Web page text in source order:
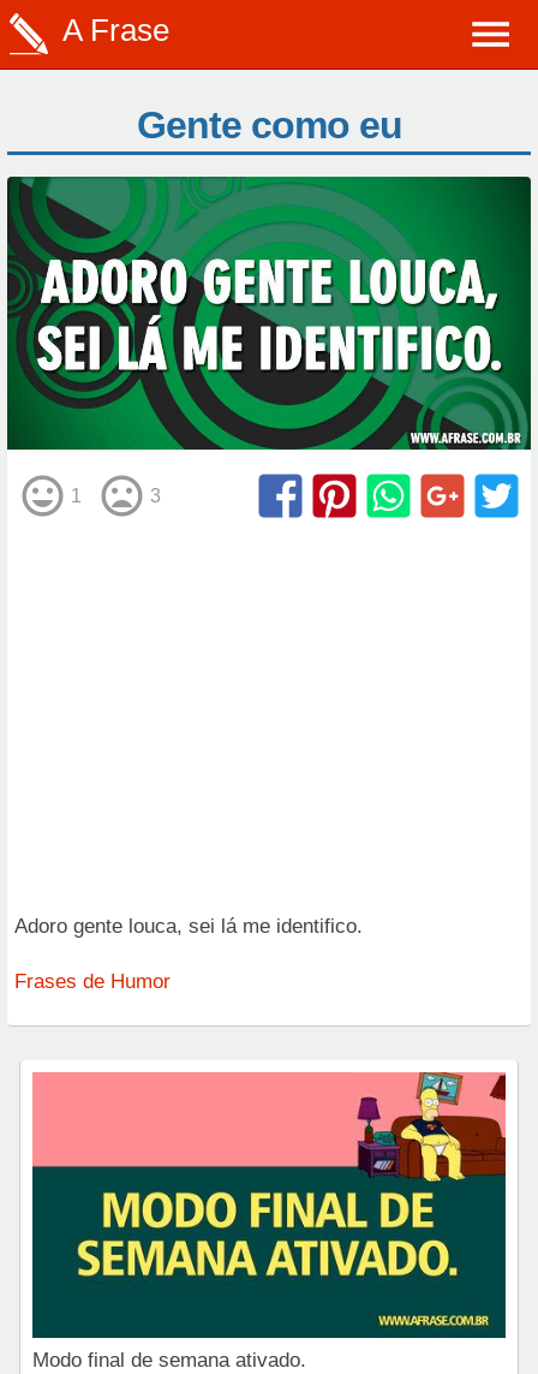
A Frase
Gente como eu
1 3
Adoro gente louca, sei lá me identifico.
Frases de Humor
Modo final de semana ativado.